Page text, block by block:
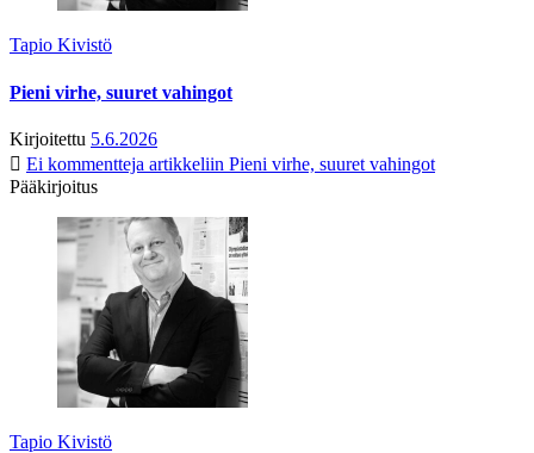
Tapio Kivistö
Pieni virhe, suuret vahingot
Kirjoitettu 5.6.2026
Ei kommentteja artikkeliin Pieni virhe, suuret vahingot
Pääkirjoitus
Tapio Kivistö